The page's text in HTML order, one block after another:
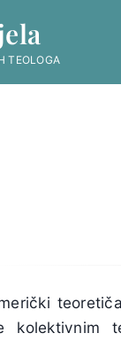
TEOLOGA
kolektivnim